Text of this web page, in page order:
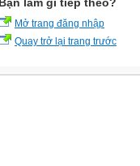
Bạn làm gì tiếp theo?
Mở trang đăng nhập
Quay trở lại trang trước